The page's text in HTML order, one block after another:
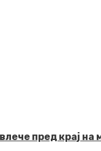
пред крај на